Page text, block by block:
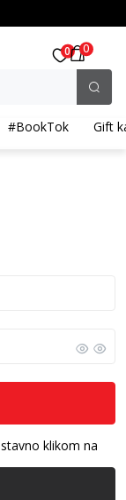
0 0
#BookTok Gift
klikom na